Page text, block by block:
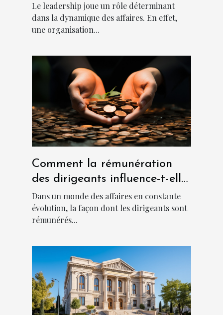
Le leadership joue un rôle déterminant
dans la dynamique des affaires. En effet,
une organisation...
Comment la rémunération
des dirigeants influence-t-elle
la culture d'entreprise ?
Dans un monde des affaires en constante
évolution, la façon dont les dirigeants sont
rémunérés...